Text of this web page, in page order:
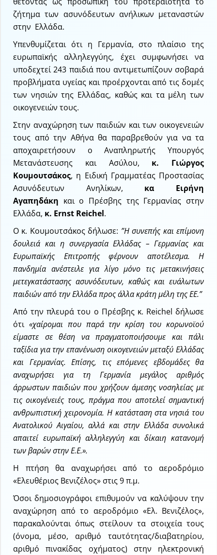
ζήτημα των ασυνόδευτων ανήλικων μεταναστών
στην Ελλάδα.
Υπενθυμίζεται ότι η Γερμανία, στο πλαίσιο της
ευρωπαϊκής αλληλεγγύης, έχει συμφωνήσει να
υποδεχτεί 243 παιδιά που αντιμετωπίζουν σοβαρά
προβλήματα υγείας και προέρχονται από τις δομές
των νησιών της Ελλάδας, καθώς και τα μέλη των
οικογενειών τους.
Στην αναχώρηση των παιδιών και των οικογενειών
τους από την Αθήνα θα παραβρεθούν για να τα
αποχαιρετήσουν ο Αναπληρωτής Υπουργός
Μετανάστευσης και Ασύλου, κ. Γιώργος
Κουμουτσάκος, η Ειδική Γραμματέας Προστασίας
Ασυνόδευτων Ανηλίκων, κα Ειρήνη
Αγαπηδάκη και ο Πρέσβης της Γερμανίας στην
Ελλάδα, κ. Ernst Reichel.
Ο κ. Κουμουτσάκος δήλωσε: ”Η συνεπής και επίμονη
δουλειά και η συνεργασία Ελλάδας – Γερμανίας και
Ευρωπαϊκής Επιτροπής φέρνουν αποτέλεσμα. Η
πανδημία ανέστειλε για λίγο μόνο τις μετακινήσεις
μετεγκατάστασης ασυνόδευτων, καθώς και ευάλωτων
παιδιών από την Ελλάδα προς άλλα κράτη μέλη της ΕΕ.”
Από την πλευρά του ο Πρέσβης κ. Reichel δήλωσε
ότι «χαίρομαι που παρά την κρίση του κορωνοϊού
είμαστε σε θέση να πραγματοποιήσουμε και πάλι
ταξίδια για την επανένωση οικογενειών μεταξύ Ελλάδας
και Γερμανίας. Επίσης, τις επόμενες εβδομάδες θα
αναχωρήσει για τη Γερμανία μεγάλος αριθμός
άρρωστων παιδιών που χρήζουν άμεσης νοσηλείας με
τις οικογένειές τους, πράγμα που αποτελεί σημαντική
ανθρωπιστική χειρονομία. Η κατάσταση στα νησιά του
Ανατολικού Αιγαίου, αλλά και στην Ελλάδα συνολικά
απαιτεί ευρωπαϊκή αλληλεγγύη και δίκαιη κατανομή
των βαρών στην Ε.Ε.».
Η πτήση θα αναχωρήσει από το αεροδρόμιο
«Ελευθέριος Βενιζέλος» στις 9 π.μ.
Όσοι δημοσιογράφοι επιθυμούν να καλύψουν την
αναχώρηση από το αεροδρόμιο «Ελ. Βενιζέλος»,
παρακαλούνται όπως στείλουν τα στοιχεία τους
(όνομα, μέσο, αριθμό ταυτότητας/διαβατηρίου,
αριθμό πινακίδας οχήματος) στην ηλεκτρονική